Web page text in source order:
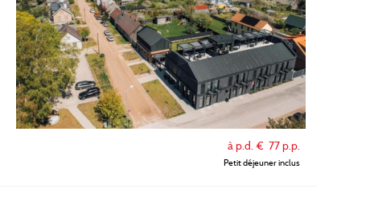
à p.d. € 77p.p.
Petit déjeuner inclus